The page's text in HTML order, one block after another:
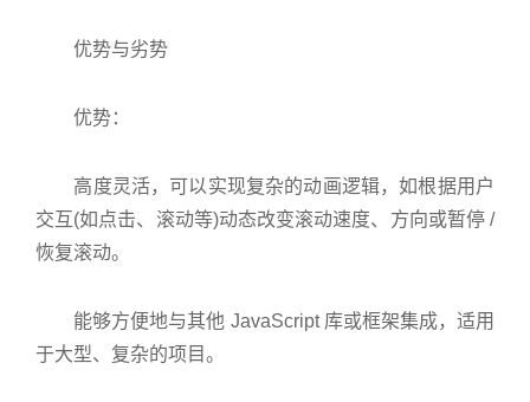
优势与劣势
优势：
高度灵活，可以实现复杂的动画逻辑，如根据用户
交互(如点击、滚动等)动态改变滚动速度、方向或暂停 /
恢复滚动。
能够方便地与其他 JavaScript 库或框架集成，适用
于大型、复杂的项目。